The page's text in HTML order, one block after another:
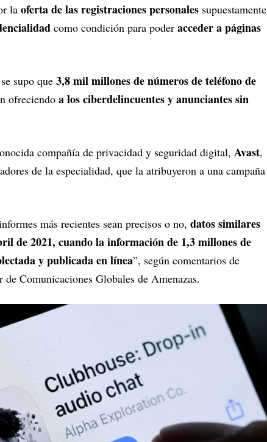
la oferta de las registraciones personales supuestamente
como condición para poder acceder a páginas
supo que 3,8 mil millones de números de teléfono de
ofreciendo a los ciberdelincuentes y anunciantes sin
compañía de privacidad y seguridad digital, Avast,
de la especialidad, que la atribuyeron a una campaña
más recientes sean precisos o no, datos similares
de 2021, cuando la información de 1,3 millones de
y publicada en línea”, según comentarios de
Comunicaciones Globales de Amenazas.